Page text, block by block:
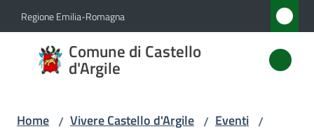
Vai al contenuto
Vai alla navigazione
Vai al footer
Regione Emilia-Romagna
Comune di Castello
d'Argile
Comune
di
Home / Vivere Castello d'Argile / Eventi /